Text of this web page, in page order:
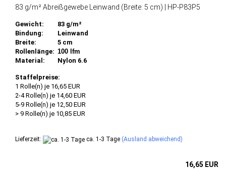
83 g/m² Abreißgewebe Leinwand (Breite: 5 cm) | HP-P83P5
Gewicht:
83 g/m²
Bindung:
Leinwand
Breite:
5 cm
Rollenlänge: 100 lfm
Material:
Nylon 6.6
Staffelpreise:
1 Rolle(n) je 16,65 EUR
2-4 Rolle(n) je 14,60 EUR
5-9 Rolle(n) je 12,50 EUR
> 9 Rolle(n) je 10,85 EUR
Lieferzeit: ca. 1-3 Tage (Ausland abweichend)
16,65 EUR